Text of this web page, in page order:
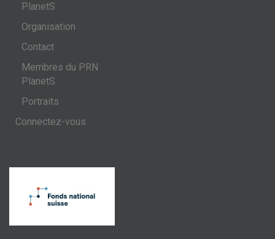
PlanetS
Organisation
Contact
Membres du PRN
PlanetS
Portraits
Connectez-vous